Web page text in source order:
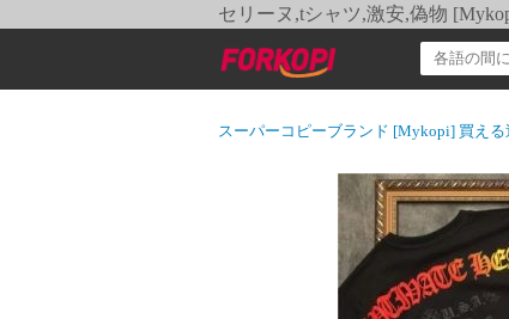
セリーヌ,tシャツ,激安,偽物
スーパーコピーブランド [Mykopi] 買え